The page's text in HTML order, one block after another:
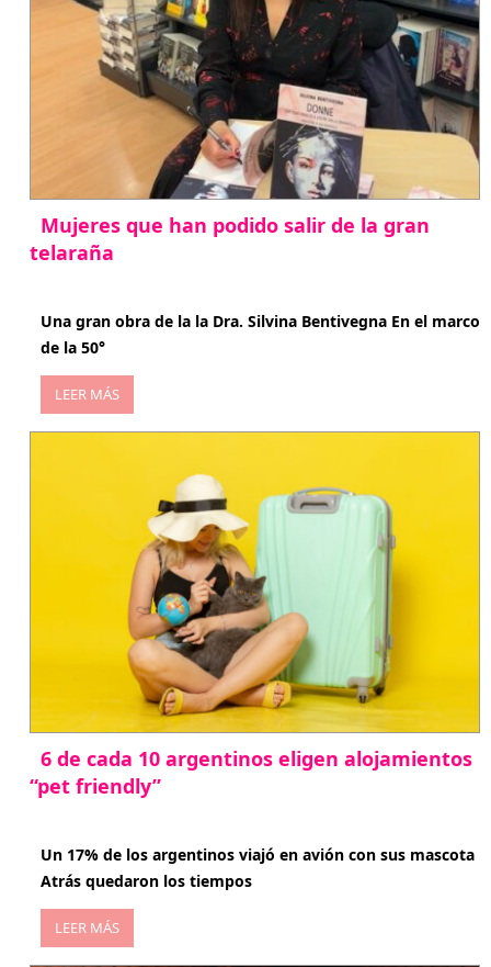
Mujeres que han podido salir de la gran
telaraña
Una gran obra de la la Dra. Silvina Bentivegna En el marco
de la 50°
LEER MÁS
6 de cada 10 argentinos eligen alojamientos
“pet friendly”
Un 17% de los argentinos viajó en avión con sus mascota
Atrás quedaron los tiempos
LEER MÁS